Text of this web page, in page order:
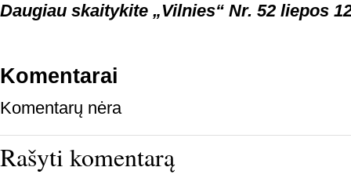
Daugiau skaitykite „Vilnies“ Nr. 52 liepos
Komentarai
Komentarų nėra
Rašyti komentarą